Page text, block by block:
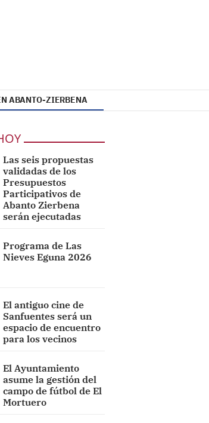
ABANTO-ZIERBENA
Las seis propuestas
validadas de los
Presupuestos
Participativos de
Abanto Zierbena
serán ejecutadas
Programa de Las
Nieves Eguna 2026
El antiguo cine de
Sanfuentes será un
espacio de encuentro
para los vecinos
El Ayuntamiento
asume la gestión del
campo de fútbol de El
Mortuero